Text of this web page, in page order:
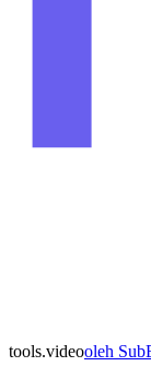
tools.videooleh